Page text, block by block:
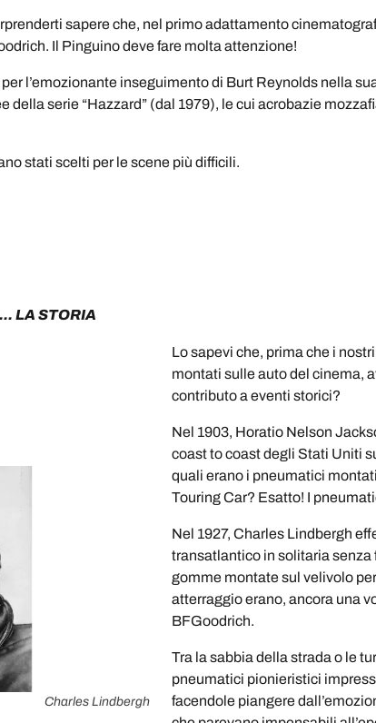
sapere che, nel primo adattamento
Il Pinguino deve fare molta attenzione!
l’emozionante inseguimento di Burt Reynolds nella
della serie “Hazzard” (dal 1979), le cui acrobazie
stati scelti per le scene più difficili.
LA STORIA
Charles Lindbergh
Lo sapevi che, prima che i
montati sulle auto del cinema,
contributo a eventi storici?
Nel 1903, Horatio Nelson
coast to coast degli Stati Uniti
quali erano i pneumatici
Touring Car? Esatto! I
Nel 1927, Charles Lindbergh
transatlantico in solitaria
gomme montate sul velivolo
atterraggio erano, ancora una
BFGoodrich.
Tra la sabbia della strada o le
pneumatici pionieristici
facendole piangere